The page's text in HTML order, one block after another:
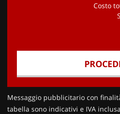
Costo
Contattaci
Messaggio pubblicitario con
tabella sono indicativi e IVA